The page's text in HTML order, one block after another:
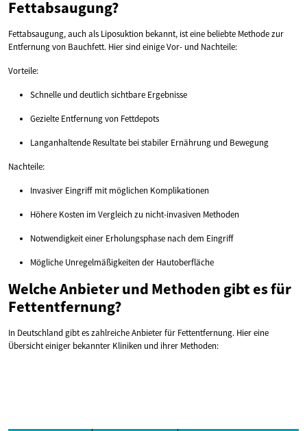
Fettabsaugung?
Fettabsaugung, auch als Liposuktion bekannt, ist eine beliebte Methode zur
Entfernung von Bauchfett. Hier sind einige Vor- und Nachteile:
Vorteile:
Schnelle und deutlich sichtbare Ergebnisse
Gezielte Entfernung von Fettdepots
Langanhaltende Resultate bei stabiler Ernährung und Bewegung
Nachteile:
Invasiver Eingriff mit möglichen Komplikationen
Höhere Kosten im Vergleich zu nicht-invasiven Methoden
Notwendigkeit einer Erholungsphase nach dem Eingriff
Mögliche Unregelmäßigkeiten der Hautoberfläche
Welche Anbieter und Methoden gibt es für
Fettentfernung?
In Deutschland gibt es zahlreiche Anbieter für Fettentfernung. Hier eine
Übersicht einiger bekannter Kliniken und ihrer Methoden: